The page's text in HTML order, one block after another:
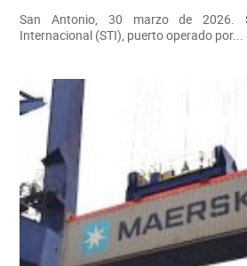
San Antonio, 30 marzo de 2026.
Internacional (STI), puerto operado por...